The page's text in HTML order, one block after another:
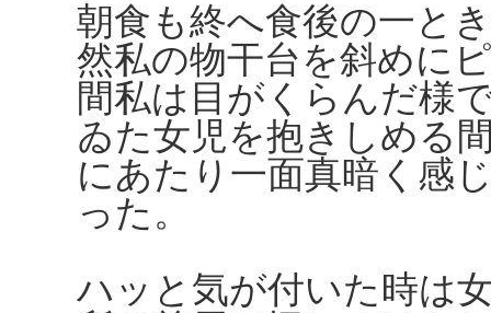
朝食も終へ食後の一と
然私の物干台を斜めに
間私は目がくらんだ様
ゐた女児を抱きしめる
にあたり一面真暗く感
った。
ハッと気が付いた時は